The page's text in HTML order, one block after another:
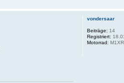
vondersaar
Beiträge: 14
Registriert:
Motorrad: